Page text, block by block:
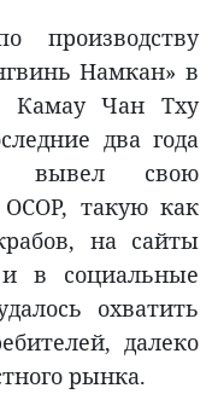
производству
Намкан» в
Камау Чан Тху
два года
вывел свою
такую как
на сайты
в социальные
охватить
далеко
рынка.